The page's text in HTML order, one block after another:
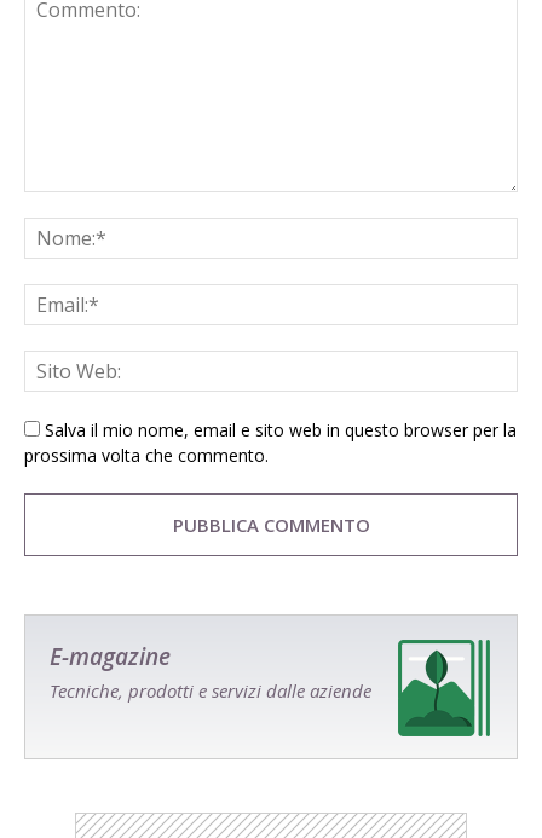
Salva il mio nome, email e sito web in questo browser per la
prossima volta che commento.
E-magazine
Tecniche, prodotti e servizi dalle aziende